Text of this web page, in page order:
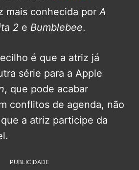
mais conhecida porA
2 e Bumblebee.
é que a atriz já
série para a Apple
, que pode acabar
conflitos de agenda, não
a atriz participe da
PUBLICIDADE